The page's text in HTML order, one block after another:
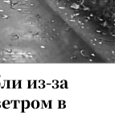
из-за
в